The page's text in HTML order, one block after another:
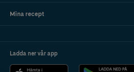
Mina recept
Ladda ner vår app